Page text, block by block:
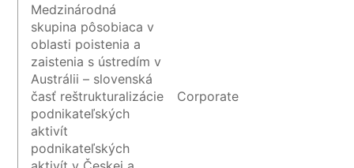
Medzinárodná
skupina pôsobiaca v
oblasti poistenia a
zaistenia s ústredím v
Austrálii – slovenská
časť reštrukturalizácie
podnikateľských
aktivít
podnikateľských
Corporate